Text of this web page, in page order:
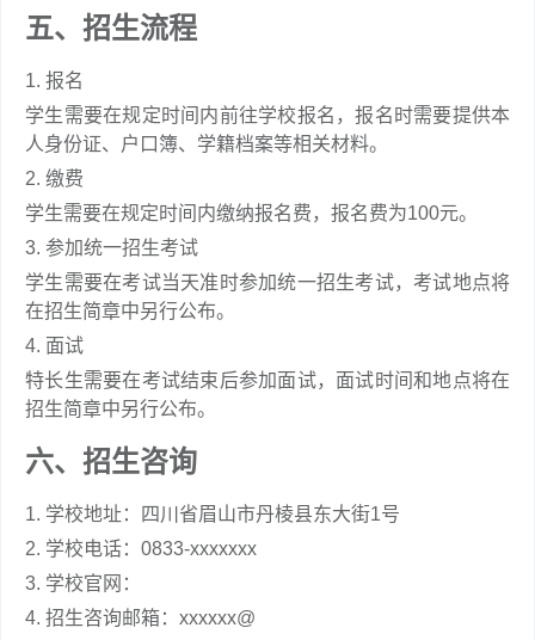
五、招生流程
1. 报名
学生需要在规定时间内前往学校报名，报名时需要提供本
人身份证、户口簿、学籍档案等相关材料。
2. 缴费
学生需要在规定时间内缴纳报名费，报名费为100元。
3. 参加统一招生考试
学生需要在考试当天准时参加统一招生考试，考试地点将
在招生简章中另行公布。
4. 面试
特长生需要在考试结束后参加面试，面试时间和地点将在
招生简章中另行公布。
六、招生咨询
1. 学校地址：四川省眉山市丹棱县东大街1号
2. 学校电话：0833-xxxxxxx
3. 学校官网：
4. 招生咨询邮箱：xxxxxx@